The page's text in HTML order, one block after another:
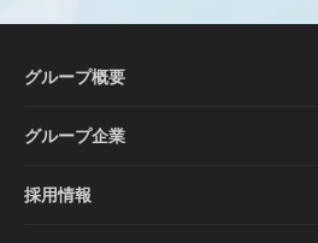
グループ概要
グループ企業
採用情報